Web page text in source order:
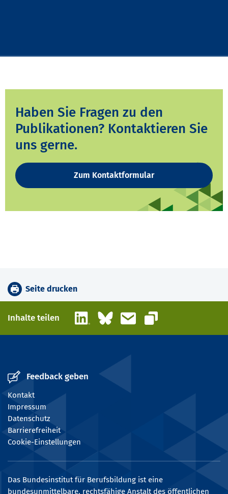
Haben Sie Fragen zu den
Publikationen? Kontaktieren Sie
uns gerne.
Zum Kontaktformular
Seite drucken
Inhalte teilen LinkedInBlueskyE-Mail
Link kopieren
Feedback geben
Kontakt
Impressum
Datenschutz
Barrierefreiheit
Cookie-Einstellungen
Das Bundesinstitut für Berufsbildung ist eine
bundesunmittelbare, rechtsfähige Anstalt des öffentlichen